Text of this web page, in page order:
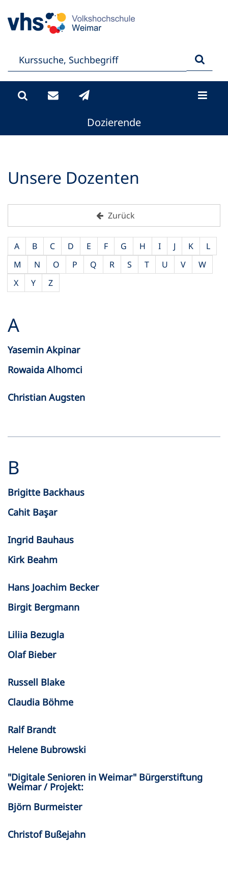
Dozierende
Unsere Dozenten
Zurück
A B C D E F G H I J K
L
M
N O P Q R S T U V
W
X
Y Z
A
Yasemin Akpinar
Rowaida Alhomci
Christian Augsten
B
Brigitte Backhaus
Cahit Başar
Ingrid Bauhaus
Kirk Beahm
Hans Joachim Becker
Birgit Bergmann
Liliia Bezugla
Olaf Bieber
Russell Blake
Claudia Böhme
Ralf Brandt
Helene Bubrowski
"Digitale Senioren in Weimar" Bürgerstiftung
Weimar / Projekt:
Björn Burmeister
Christof Bußejahn